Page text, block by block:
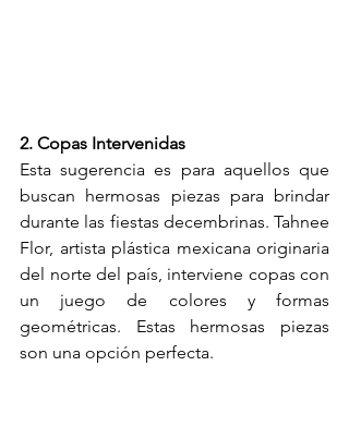
2. Copas Intervenidas
Esta sugerencia es para aquellos que
buscan hermosas piezas para brindar
durante las fiestas decembrinas. Tahnee
Flor, artista plástica mexicana originaria
del norte del país, interviene copas con
un juego de colores y formas
geométricas. Estas hermosas piezas
son una opción perfecta.